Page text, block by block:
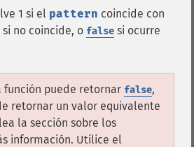
1 si el pattern coincide con
no coincide, o false si ocurre
función puede retornar false,
retornar un valor equivalente
la sección sobre los
información. Utilice el